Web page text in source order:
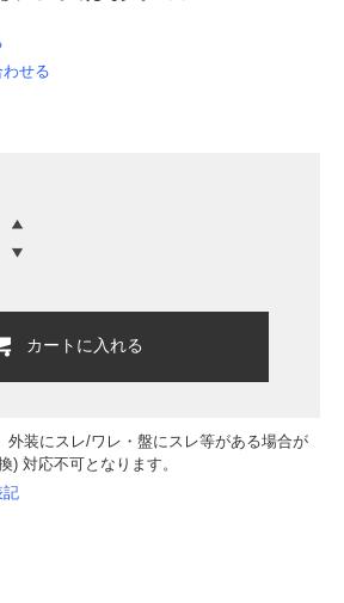
せる
カートに入れる
外装にスレ/ワレ・盤にスレ等がある場合が
) 対応不可となります。
記